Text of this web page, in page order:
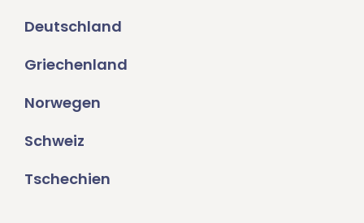
Deutschland
Griechenland
Norwegen
Schweiz
Tschechien